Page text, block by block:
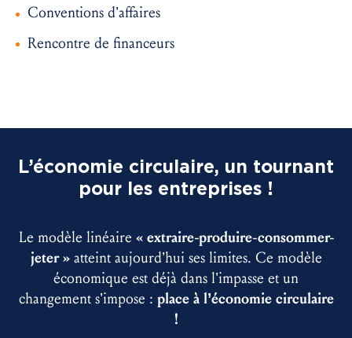
Conventions d’affaires
Rencontre de financeurs
L’économie circulaire, un tournant
pour les entreprises !
Le modèle linéaire « extraire-produire-consommer-
jeter »atteint aujourd’hui ses limites. Ce modèle
économique est déjà dans l’impasse et un
changement s’impose : place à l’économie circulaire
!